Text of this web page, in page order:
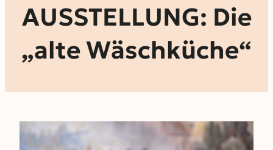
AUSSTELLUNG: Die
„alte Wäschküche“